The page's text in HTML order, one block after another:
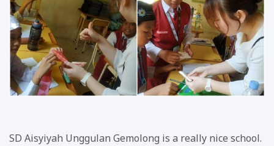
SD Aisyiyah Unggulan Gemolong is a really nice school.